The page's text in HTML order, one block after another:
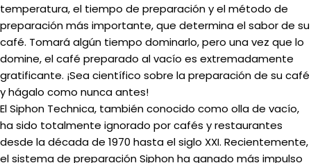
temperatura, el tiempo de preparación y el método de
preparación más importante, que determina el sabor de su
café. Tomará algún tiempo dominarlo, pero una vez que lo
domine, el café preparado al vacío es extremadamente
gratificante. ¡Sea científico sobre la preparación de su café
y hágalo como nunca antes!
El Siphon Technica, también conocido como olla de vacío,
ha sido totalmente ignorado por cafés y restaurantes
desde la década de 1970 hasta el siglo XXI. Recientemente,
el sistema de preparación Siphon ha ganado más impulso